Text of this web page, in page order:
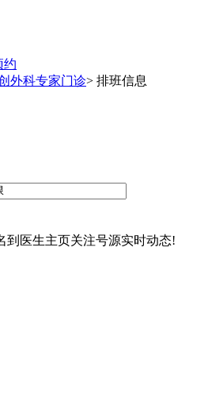
约
外科专家门诊> 排班信息
到医生主页关注号源实时动态!